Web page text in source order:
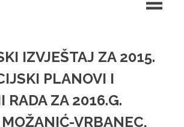
IZVJEŠTAJ ZA 2015.
PLANOVI I
RADA ZA 2016.G.
VRBANEC,